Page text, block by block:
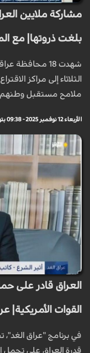
مشاركة ملايين
بلغت ذروتها| مع
شهدت 18 محافظة
الثلاثاء إلى مراكز
ملامح مستقبل وطنهم.
الأربعاء 12 نوفمبر 2025 - 09:38 بتوقيت مكة
العراق قادر على
القوات الأمريكية|
في برنامج "عراق الغد"،
قدرة العراق على تحمل